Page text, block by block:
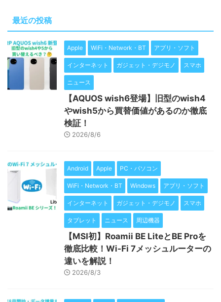
最近の投稿
Apple WiFi・Network・BT アプリ・ソフト
インターネット ガジェット・デジモノ スマホ
ニュース
【AQUOS wish6登場】旧型のwish4
やwish5から買替価値があるのか徹底
検証！
2026/8/6
Android Apple PC・パソコン
WiFi・Network・BT Windows アプリ・ソフト
インターネット ガジェット・デジモノ スマホ
タブレット ニュース 周辺機器
【MSI初】Roamii BE LiteとBE Proを
徹底比較！Wi-Fi 7メッシュルーターの
違いを解説！
2026/8/3